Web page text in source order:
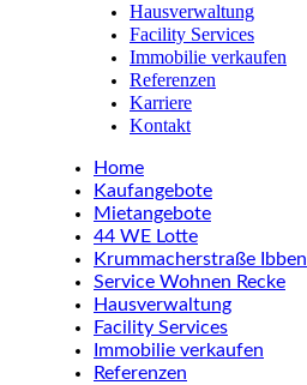
Hausverwaltung
Facility Services
Immobilie verkaufen
Referenzen
Karriere
Kontakt
Home
Kaufangebote
Mietangebote
44 WE Lotte
Krummacherstraße
Service Wohnen Recke
Hausverwaltung
Facility Services
Immobilie verkaufen
Referenzen